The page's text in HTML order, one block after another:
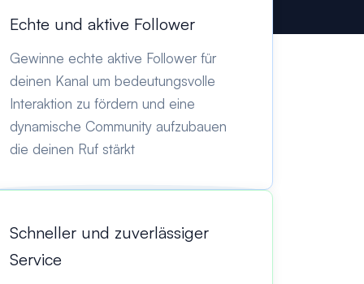
Echte und aktive Follower
Gewinne echte aktive Follower für
deinen Kanal um bedeutungsvolle
Interaktion zu fördern und eine
dynamische Community aufzubauen
die deinen Ruf stärkt
Schneller und zuverlässiger
Service